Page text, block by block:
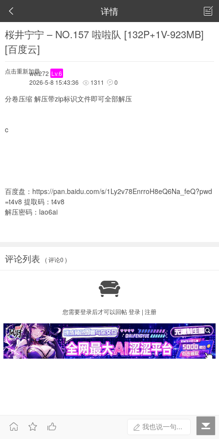
 详情 
桜井宁宁 – NO.157 啦啦队 [132P+1V-923MB]
[百度云]
点击重新加载
wei272 Lv.6
2026-5-8 15:43:36
 1311  0
分卷压缩 解压带zip标识文件即可全部解压
c
百度盘： https://pan.baidu.com/s/1Ly2v78EnrroH8eQ6Na_feQ?pwd
=t4v8 提取码：t4v8
解压密码：lao6ai
评论列表 ( 评论0 )

您需要登录后才可以回帖登录 | 注册
我也说一句...
  